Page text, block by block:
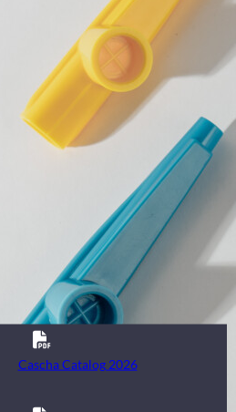
Cascha Catalog 2026